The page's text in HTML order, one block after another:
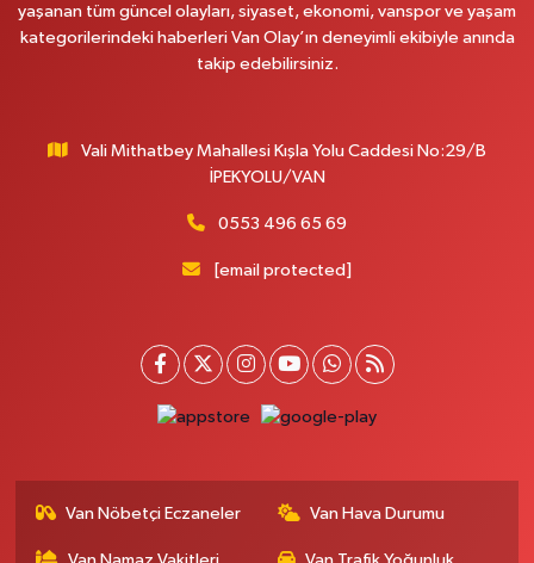
Onay Eczanesi
Yenı Derman Eczanesi
Akdamar Hastanesi Acil yanı. İpekyolu. Hatuniye mahallesi terzioğlu, Eski
Yol Tarifi Al
Kışla Mah.Çınarlı Cad.1038 Sk.No:93 3-4
0 (432) 354 37 36 Yol Tarifi Al
yaşanan tüm güncel olayları, siyaset, ekonomi, vanspor ve yaşam
kategorilerindeki haberleri Van Olay’ın deneyimli ekibiyle anında
takip edebilirsiniz.
Vali Mithatbey Mahallesi Kışla Yolu Caddesi No:29/B
İPEKYOLU/VAN
0553 496 65 69
[email protected]
Van Nöbetçi Eczaneler Van Hava Durumu